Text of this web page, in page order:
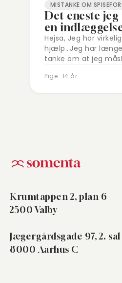
MISTANKE OM
Det eneste
en
Hejsa, Jeg har
hjælp…Jeg har
tanke om at jeg
dagligt og vejer…
Pige · 14 år
Krumtappen 2, plan 6
2500 Valby
Jægergårdsgade 97, 2. sal
8000 Aarhus C